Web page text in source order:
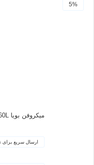
میکروفن بویا BOYA BY-BM6060L
ارسال سریع برای
5%